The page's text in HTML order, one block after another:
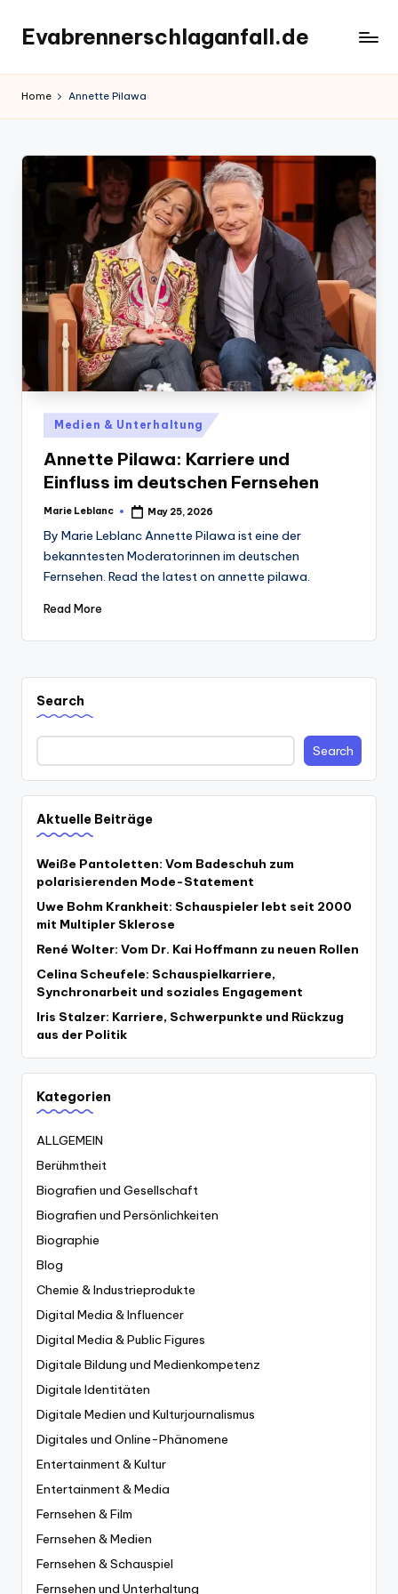
content
Evabrennerschlaganfall.de
Home Annette Pilawa
Posted
in
Medien & Unterhaltung
Annette Pilawa: Karriere und
Einfluss im deutschen Fernsehen
Posted
Marie Leblanc May 25, 2026
By Marie Leblanc Annette Pilawa ist eine der
bekanntesten Moderatorinnen im deutschen
Fernsehen. Read the latest on annette pilawa.
Read More
Search
Search
Aktuelle Beiträge
Weiße Pantoletten: Vom Badeschuh zum
polarisierenden Mode-Statement
Uwe Bohm Krankheit: Schauspieler lebt seit 2000
mit Multipler Sklerose
René Wolter: Vom Dr. Kai Hoffmann zu neuen Rollen
Celina Scheufele: Schauspielkarriere,
Synchronarbeit und soziales Engagement
Iris Stalzer: Karriere, Schwerpunkte und Rückzug
aus der Politik
Kategorien
ALLGEMEIN
Berühmtheit
Biografien und Gesellschaft
Biografien und Persönlichkeiten
Biographie
Blog
Chemie & Industrieprodukte
Digital Media & Influencer
Digital Media & Public Figures
Digitale Bildung und Medienkompetenz
Digitale Identitäten
Digitale Medien und Kulturjournalismus
Digitales und Online-Phänomene
Entertainment & Kultur
Entertainment & Media
Fernsehen & Film
Fernsehen & Medien
Fernsehen & Schauspiel
Fernsehen und Unterhaltung